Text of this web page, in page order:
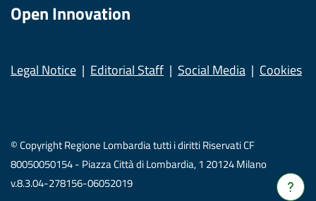
Verrà
Open Innovation
Legal Notice Editorial Staff Social Media Cookies
© Copyright Regione Lombardia tutti i diritti Riservati CF
80050050154 - Piazza Città di Lombardia, 1 20124 Milano
v.8.3.04-278156-06052019